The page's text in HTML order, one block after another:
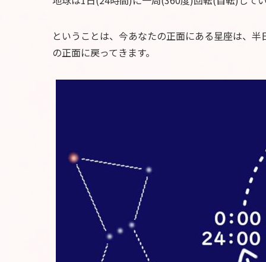
ということは、今あなたの正面にある星座は、
の正面に戻ってきます。